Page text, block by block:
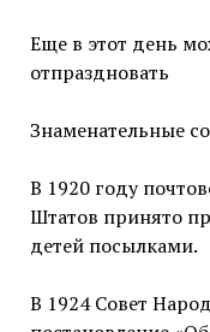
Еще в этот день
отпраздновать
Знаменательные
В 1920 году
Штатов принято
детей посылками.
В 1924 Совет